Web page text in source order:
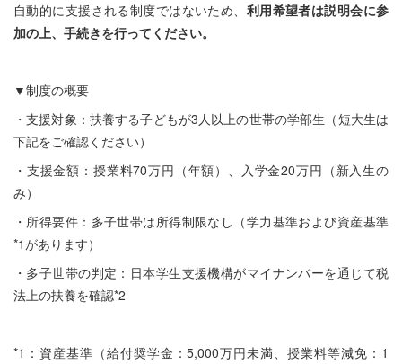
自動的に支援される制度ではないため、 利用希望者は説明会に参
加の上、手続きを行ってください。
▼制度の概要
・支援対象：扶養する子どもが3人以上の世帯の学部生（短大生は
下記をご確認ください）
・支援金額：授業料70万円（年額）、入学金20万円（新入生の
み）
・所得要件：多子世帯は所得制限なし（学力基準および資産基準
*1があります）
・多子世帯の判定：日本学生支援機構がマイナンバーを通じて税
法上の扶養を確認*2
*1：資産基準（給付奨学金：5,000万円未満、授業料等減免：1